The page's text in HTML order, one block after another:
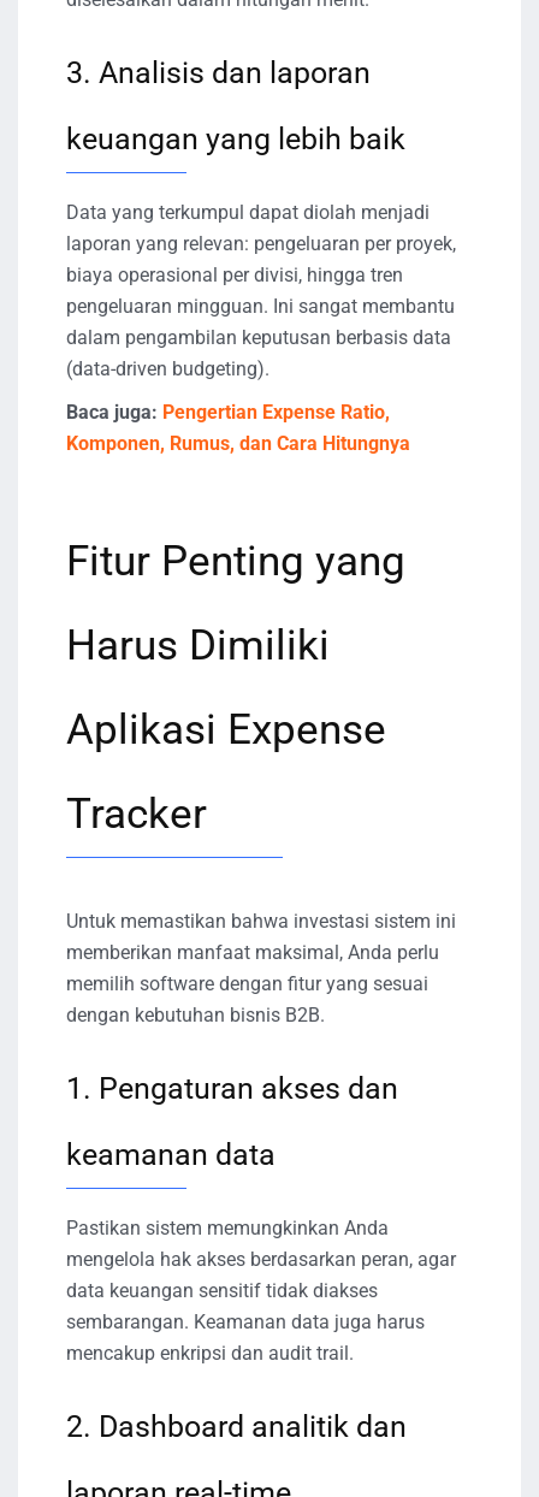
3. Analisis dan laporan
keuangan yang lebih baik
Data yang terkumpul dapat diolah menjadi
laporan yang relevan: pengeluaran per proyek,
biaya operasional per divisi, hingga tren
pengeluaran mingguan. Ini sangat membantu
dalam pengambilan keputusan berbasis data
(data-driven budgeting).
Baca juga: Pengertian Expense Ratio,
Komponen, Rumus, dan Cara Hitungnya
Fitur Penting yang
Harus Dimiliki
Aplikasi Expense
Tracker
Untuk memastikan bahwa investasi sistem ini
memberikan manfaat maksimal, Anda perlu
memilih software dengan fitur yang sesuai
dengan kebutuhan bisnis B2B.
1. Pengaturan akses dan
keamanan data
Pastikan sistem memungkinkan Anda
mengelola hak akses berdasarkan peran, agar
data keuangan sensitif tidak diakses
sembarangan. Keamanan data juga harus
mencakup enkripsi dan audit trail.
2. Dashboard analitik dan